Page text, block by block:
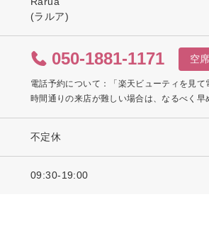
(ラルア)
050-1881-1171 空
電話予約について：「楽天ビューティを見
時間通りの来店が難しい場合は、なるべく早
不定休
09:30-19:00